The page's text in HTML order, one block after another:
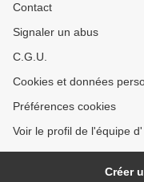
Contact
Signaler un abus
C.G.U.
Cookies et données
Préférences cookies
Voir le profil de l'équipe
Créer